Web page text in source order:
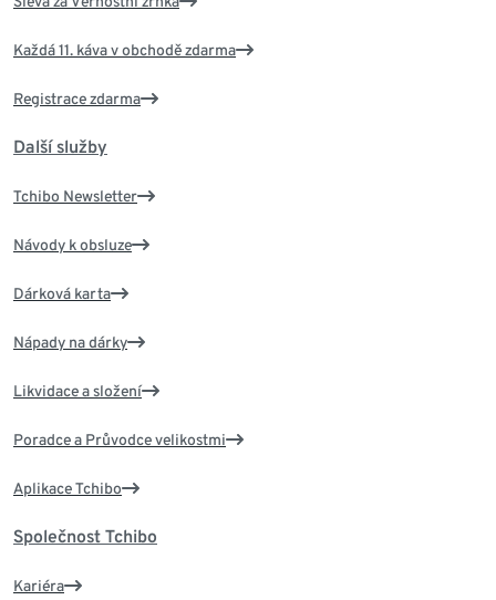
Každá 11. káva v obchodě zdarma
Registrace zdarma
Další služby
Tchibo Newsletter
Návody k obsluze
Dárková karta
Nápady na dárky
Likvidace a složení
Poradce a Průvodce velikostmi
Aplikace Tchibo
Společnost Tchibo
Kariéra